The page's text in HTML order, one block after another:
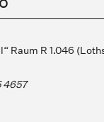
Raum R 1.046
4657